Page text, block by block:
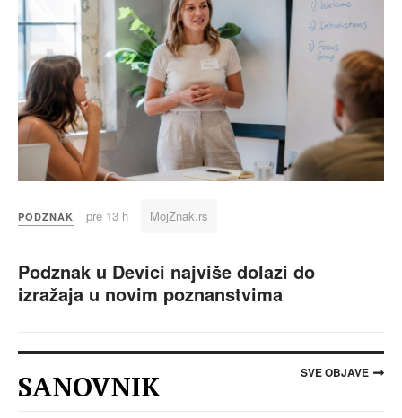
PODZNAK pre 13 h MojZnak.rs
Podznak u Devici najviše dolazi do
izražaja u novim poznanstvima
SANOVNIK SVE OBJAVE